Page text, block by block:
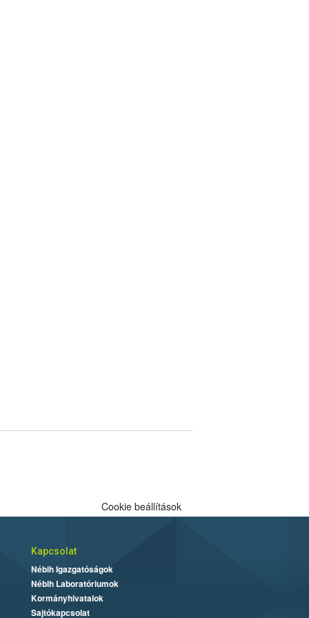
Cookie beállítások
Kapcsolat
Nébih Igazgatóságok
Nébih Laboratóriumok
Kormányhivatalok
Sajtókapcsolat